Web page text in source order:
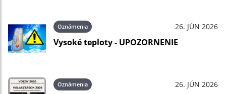
Oznámenia 26. JÚN 2026
Vysoké teploty - UPOZORNENIE
Oznámenia 26. JÚN 2026